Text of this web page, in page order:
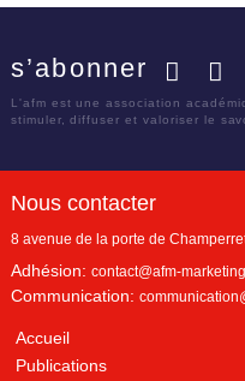
s’abonner
L'afm est une association
stimuler, diffuser et valoriser le
Nous contacter
8 avenue de la porte de
Adhésion: contact@afm-
Communication:
Accueil
Publications